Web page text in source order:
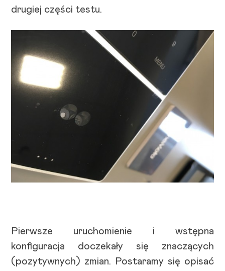
drugiej części testu.
Pierwsze uruchomienie i wstępna
konfiguracja doczekały się znaczących
(pozytywnych) zmian. Postaramy się opisać